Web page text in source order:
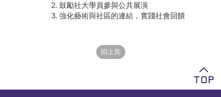
2. 鼓勵社大學員參與公共展演
3. 強化藝術與社區的連結，實踐社會回饋